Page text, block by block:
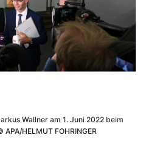
Wallner am 1. Juni 2022 beim
APA/HELMUT FOHRINGER